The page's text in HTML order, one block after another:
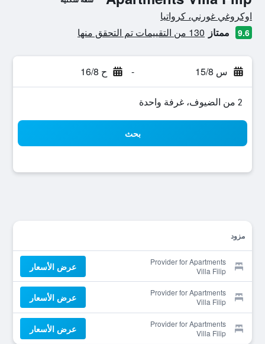
تقييم فئة 0
اوكروغي غورني، كرواتيا
9.6 ممتاز 130 من التقييمات تم التحقق منها
س 15/8 - ح 16/8
2 من الضيوف، غرفة واحدة
بحث
مزود
Provider for Apartments
Villa Filip
عرض الأسعار
Provider for Apartments
Villa Filip
عرض الأسعار
Provider for Apartments
Villa Filip
عرض الأسعار